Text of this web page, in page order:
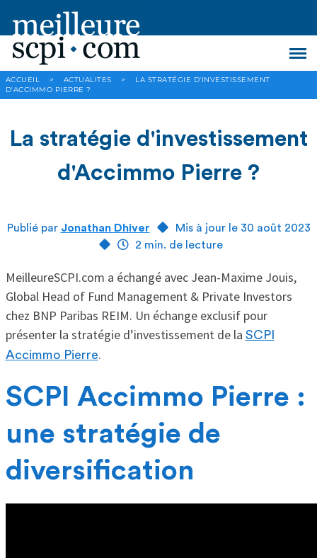
ACCUEIL > ACTUALITES >
LA STRATÉGIE D'INVESTISSEMENT
D'ACCIMMO PIERRE ?
La stratégie d'investissement
d'Accimmo Pierre ?
Publié par Jonathan Dhiver
Mis à jour le 30 août 2023
2 min. de lecture
MeilleureSCPI.com a échangé avec Jean-Maxime Jouis,
Global Head of Fund Management & Private Investors
chez BNP Paribas REIM. Un échange exclusif pour
présenter la stratégie d’investissement de la SCPI
Accimmo Pierre.
SCPI Accimmo Pierre :
une stratégie de
diversification